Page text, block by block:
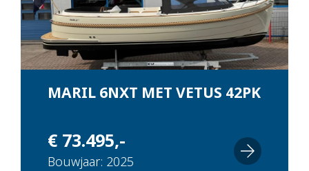
MARIL 6NXT MET VETUS 42PK
€ 73.495,-
Bouwjaar: 2025